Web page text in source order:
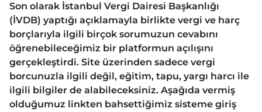
Son olarak İstanbul Vergi Dairesi Başkanlığı
(İVDB) yaptığı açıklamayla birlikte vergi ve harç
borçlarıyla ilgili birçok sorumuzun cevabını
öğrenebileceğimiz bir platformun açılışını
gerçekleştirdi. Site üzerinden sadece vergi
borcunuzla ilgili değil, eğitim, tapu, yargı harcı ile
ilgili bilgiler de alabileceksiniz. Aşağıda vermiş
olduğumuz linkten bahsettiğimiz sisteme giriş